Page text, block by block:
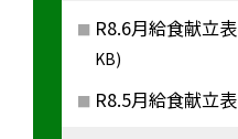
R8.6月給食献立表
KB)
R8.5月給食献立表